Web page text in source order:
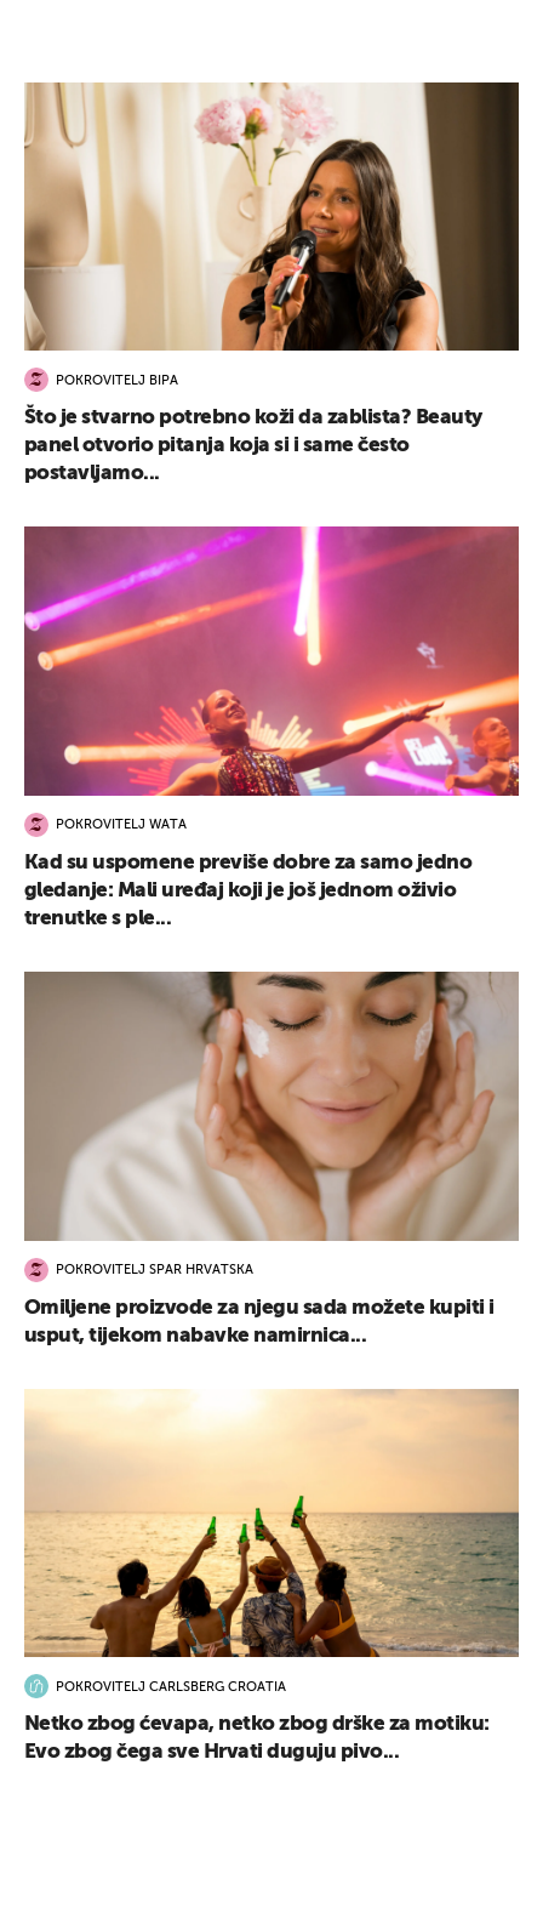
POKROVITELJ BIPA
Što je stvarno potrebno koži da zablista? Beauty
panel otvorio pitanja koja si i same često
postavljamo...
POKROVITELJ WATA
Kad su uspomene previše dobre za samo jedno
gledanje: Mali uređaj koji je još jednom oživio
trenutke s ple...
POKROVITELJ SPAR HRVATSKA
Omiljene proizvode za njegu sada možete kupiti i
usput, tijekom nabavke namirnica...
POKROVITELJ CARLSBERG CROATIA
Netko zbog ćevapa, netko zbog drške za motiku:
Evo zbog čega sve Hrvati duguju pivo...